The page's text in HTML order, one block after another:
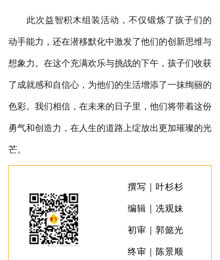
此次益智积木组装活动，不仅锻炼了孩子们的
动手能力，还在潜移默化中激发了他们的创新思维与
想象力。在这个充满欢乐与挑战的下午，孩子们收获
了成就感和自信心，为他们的生活增添了一抹绚丽的
色彩。我们相信，在未来的日子里，他们将带着这份
勇气和创造力，在人生的道路上绽放出更加璀璨的光
芒。
撰写｜叶杉杉
编辑｜冼观妹
初审｜郭懿光
终审｜陈景顺